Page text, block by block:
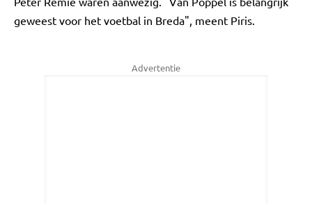
geweest voor het voetbal in Breda", meent Piris.
Advertentie